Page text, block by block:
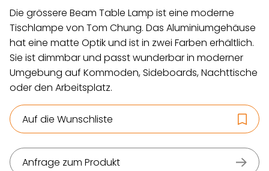
Die grössere Beam Table Lamp ist eine moderne
Tischlampe von Tom Chung. Das Aluminiumgehäuse
hat eine matte Optik und ist in zwei Farben erhältlich.
Sie ist dimmbar und passt wunderbar in moderner
Umgebung auf Kommoden, Sideboards, Nachttische
oder den Arbeitsplatz.
Auf die Wunschliste
Anfrage zum Produkt